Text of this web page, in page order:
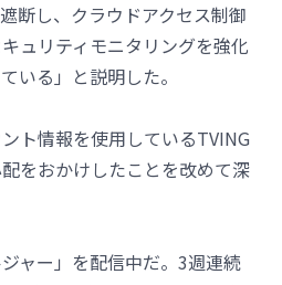
断し、クラウドアクセス制御
ュリティモニタリングを強化
いる」と説明した。
ト情報を使用しているTVING
をおかけしたことを改めて深
ャー」を配信中だ。3週連続